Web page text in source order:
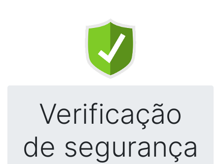
Verificação
de segurança